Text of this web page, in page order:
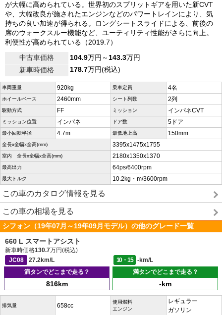
が大幅に高められている。世界初のスプリットギアを用いた新CVT
や、大幅改良が施されたエンジンなどのパワートレインにより、気
持ちの良い加速が得られる。ロングシートスライドによる、前後の
席のウォークスルー機能など、ユーティリティ性能がさらに向上。
利便性が高められている（2019.7）
中古車価格
104.9万円～143.3万円
新車時価格
178.7万円(税込)
車両重量 920kg 乗車定員 4名
ホイールベース 2460mm シート列数 2列
駆動方式 FF ミッション インパネCVT
ミッション位置 インパネ ドア数 5ドア
最小回転半径 4.7m 最低地上高 150mm
全長x全幅x全高(mm) 3395x1475x1755
室内 全長x全幅x全高(mm) 2180x1350x1370
最高出力 64ps/6400rpm
最大トルク 10.2kg・m/3600rpm
この車のカタログ情報を見る
この車の相場を見る
シフォン（19年07月～19年09月モデル）の他のグレード一覧
660 L スマートアシスト
新車時価格130.7万円(税込)
JC08
27.2km/L 10・15
-km/L
満タンでどこまで走る？
816km
満タンでどこまで走る？
-km
排気量 658cc
使用燃料
エンジン
レギュラー
ガソリン